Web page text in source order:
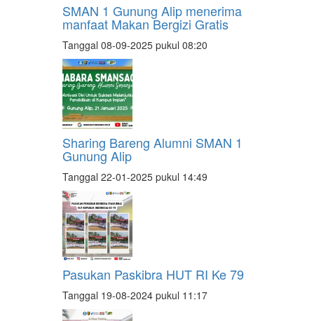
SMAN 1 Gunung Alip menerima
manfaat Makan Bergizi Gratis
Tanggal 08-09-2025 pukul 08:20
Sharing Bareng Alumni SMAN 1
Gunung Alip
Tanggal 22-01-2025 pukul 14:49
Pasukan Paskibra HUT RI Ke 79
Tanggal 19-08-2024 pukul 11:17